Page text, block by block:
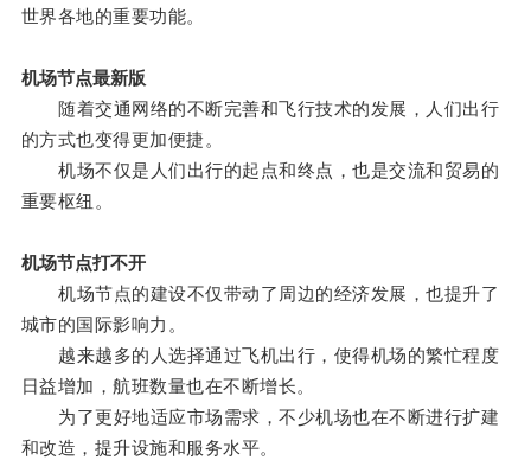
世界各地的重要功能。
机场节点最新版
随着交通网络的不断完善和飞行技术的发展，人们出行
的方式也变得更加便捷。
机场不仅是人们出行的起点和终点，也是交流和贸易的
重要枢纽。
机场节点打不开
机场节点的建设不仅带动了周边的经济发展，也提升了
城市的国际影响力。
越来越多的人选择通过飞机出行，使得机场的繁忙程度
日益增加，航班数量也在不断增长。
为了更好地适应市场需求，不少机场也在不断进行扩建
和改造，提升设施和服务水平。